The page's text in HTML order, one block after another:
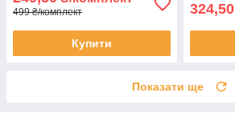
499 ₴/комплект
Купити
324,50
Показати ще